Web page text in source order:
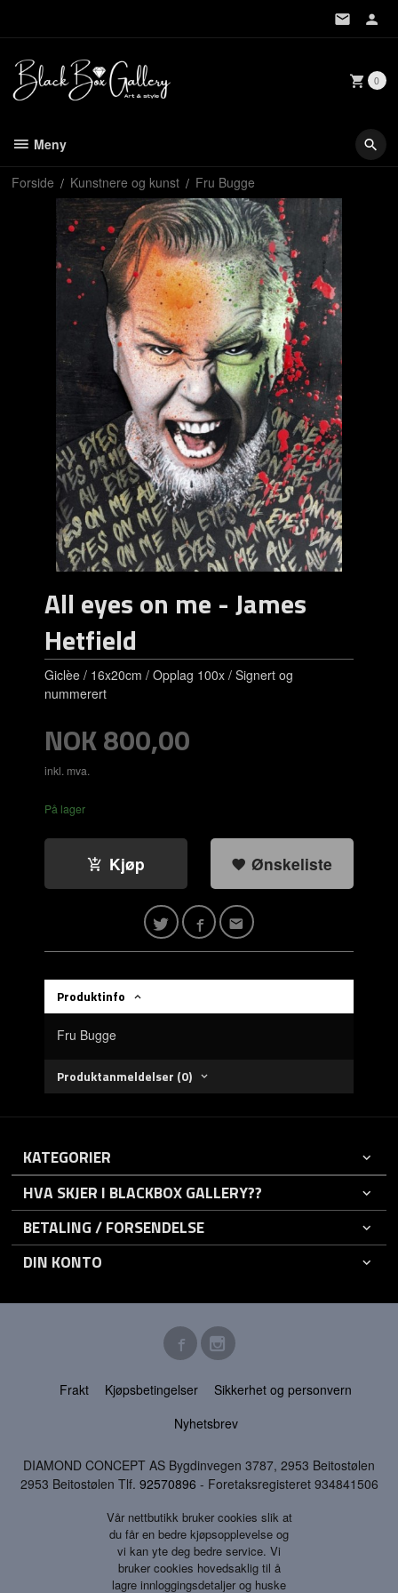
0
Meny
Forside Kunstnere og kunst Fru Bugge
All eyes on me - James
Hetfield
Giclèe / 16x20cm / Opplag 100x / Signert og
nummerert
Pris
NOK800,00
inkl. mva.
På lager
Kjøp Ønskeliste
Produktinfo
Fru Bugge
Produktanmeldelser (0)
KATEGORIER
HVA SKJER I BLACKBOX GALLERY??
BETALING / FORSENDELSE
DIN KONTO
Frakt Kjøpsbetingelser
Sikkerhet og personvern
Nyhetsbrev
DIAMOND CONCEPT AS Bygdinvegen 3787, 2953 Beitostølen
2953 Beitostølen Tlf. 92570896 - Foretaksregisteret 934841506
Vår nettbutikk bruker cookies slik at
du får en bedre kjøpsopplevelse og
vi kan yte deg bedre service. Vi
bruker cookies hovedsaklig til å
lagre innloggingsdetaljer og huske